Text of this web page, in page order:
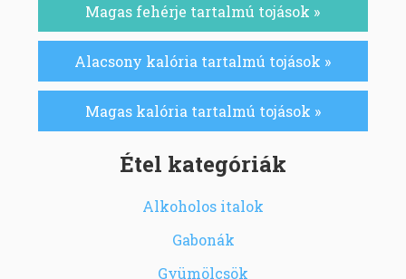
Magas fehérje tartalmú tojások »
Alacsony kalória tartalmú tojások »
Magas kalória tartalmú tojások »
Étel kategóriák
Alkoholos italok
Gabonák
Gyümölcsök